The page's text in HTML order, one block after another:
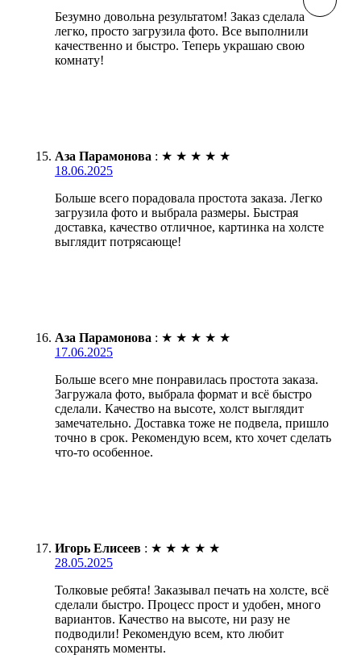
Безумно довольна результатом! Заказ сделала
легко, просто загрузила фото. Все выполнили
качественно и быстро. Теперь украшаю свою
комнату!
Аза Парамонова : ★ ★ ★ ★ ★
18.06.2025
Больше всего порадовала простота заказа. Легко
загрузила фото и выбрала размеры. Быстрая
доставка, качество отличное, картинка на холсте
выглядит потрясающе!
Аза Парамонова : ★ ★ ★ ★ ★
17.06.2025
Больше всего мне понравилась простота заказа.
Загружала фото, выбрала формат и всё быстро
сделали. Качество на высоте, холст выглядит
замечательно. Доставка тоже не подвела, пришло
точно в срок. Рекомендую всем, кто хочет сделать
что-то особенное.
Игорь Елисеев : ★ ★ ★ ★ ★
28.05.2025
Толковые ребята! Заказывал печать на холсте, всё
сделали быстро. Процесс прост и удобен, много
вариантов. Качество на высоте, ни разу не
подводили! Рекомендую всем, кто любит
сохранять моменты.